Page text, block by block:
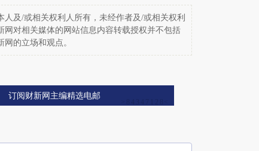
及/或相关权利人所有，未经作者及/或相关权利
对相关媒体的网站信息内容转载授权并不包括
的立场和观点。
订阅财新网主编精选电邮